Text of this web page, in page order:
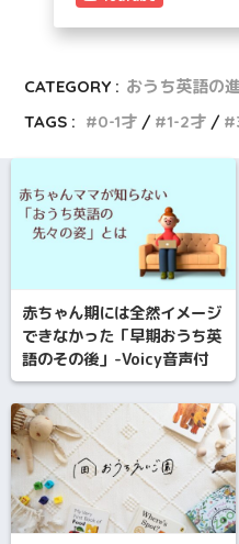
CATEGORY : おうち英語の
TAGS :
0-1才 1-2才
赤ちゃん期には全然イメージ
できなかった「早期おうち英
語のその後」-Voicy音声付